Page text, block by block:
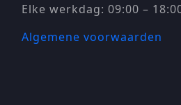
Elke werkdag: 09:00 –
Algemene voorwaarden